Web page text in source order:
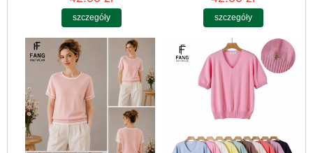
szczegóły szczegóły